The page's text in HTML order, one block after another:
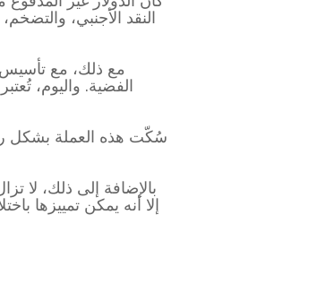
النقد الأجنبي،
الفضية. واليوم،